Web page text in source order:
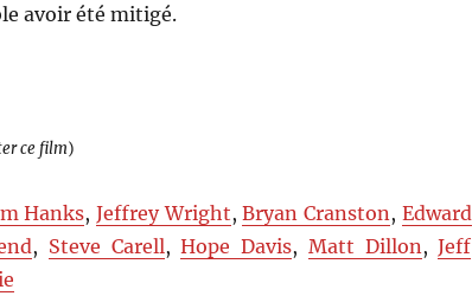
avoir été mitigé.
ce film)
Hanks, Jeffrey Wright,Bryan Cranston , Edward
, Steve Carell,Hope Davis, Matt Dillon ,Jeff